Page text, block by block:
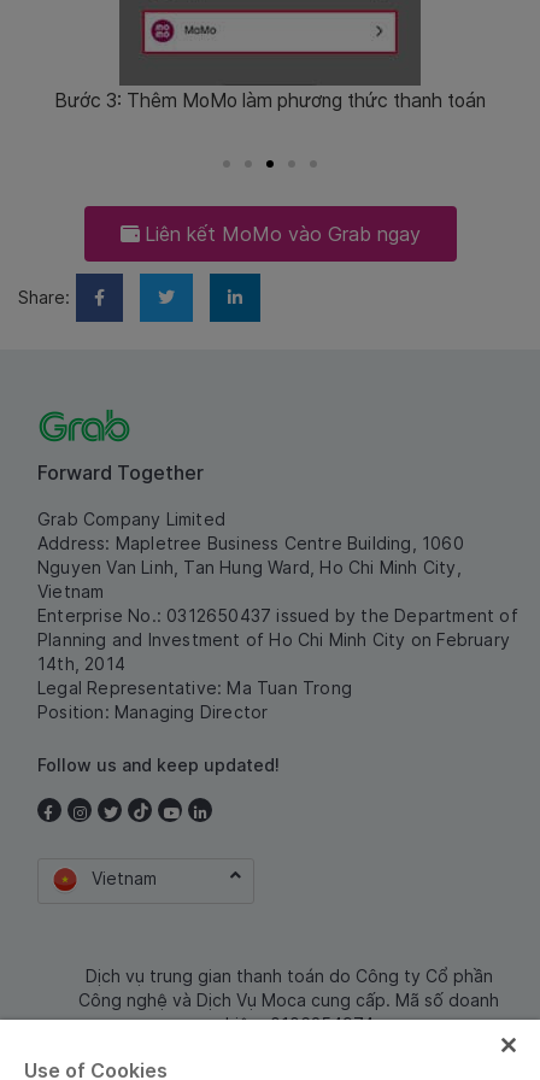
Bước 3: Thêm MoMo làm phương thức thanh toán
Liên kết MoMo vào Grab ngay
Share:
Forward Together
Grab Company Limited
Address: Mapletree Business Centre Building, 1060
Nguyen Van Linh, Tan Hung Ward, Ho Chi Minh City,
Vietnam
Enterprise No.: 0312650437 issued by the Department of
Planning and Investment of Ho Chi Minh City on February
14th, 2014
Legal Representative: Ma Tuan Trong
Position: Managing Director
Follow us and keep updated!
Vietnam
Dịch vụ trung gian thanh toán do Công ty Cổ phần
Công nghệ và Dịch Vụ Moca cung cấp. Mã số doanh
nghiệp: 0106254974
Use of Cookies